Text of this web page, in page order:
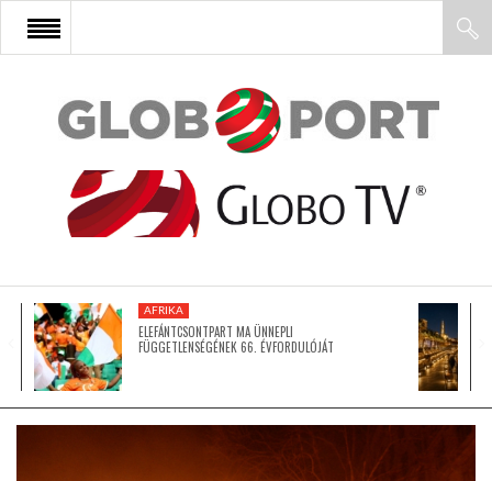
FŐOLDAL
AFRIKA
ÁZSIA
AFRIKA
ELEFÁNTCSONTPART MA ÜNNEPLI
FÜGGETLENSÉGÉNEK 66. ÉVFORDULÓJÁT